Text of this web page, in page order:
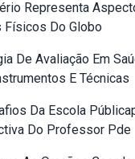
Representa
Físicos Do Globo
De Avaliação Em
E Técnicas
Da Escola
Do Professor Pde